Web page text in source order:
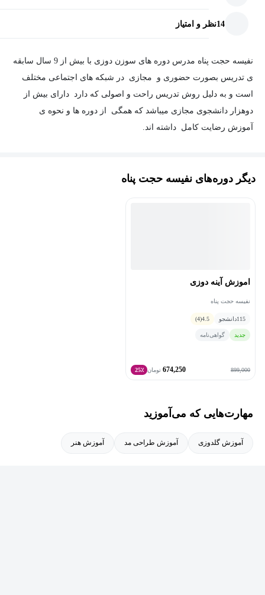
14نظر و امتیاز
نفیسه حجت پناه مدرس دوره های سوزن دوزی با بیش از 9 سال سابقه
ی تدریس بصورت حضوری و مجازی در شبکه های اجتماعی مختلف
است و به دلیل روش تدریس راحت و اصولی که دارد دارای بیش از
دوهزار دانشجوی مجازی میباشد که همگی از دوره ها و نحوه ی
آموزش رضایت کامل داشته اند.
دوزی شده است و علاوه بر هنر خیاطی و گلدوزی به هنرهای اینه دوزی.
بخارادوزی.گلدوزی مجارستانی.روبان دوزی.جواهردوزی.پانچ دوزی
و….تسلط کامل دارد.
دیگر دوره‌های نفیسه حجت پناه
اموزش آینه دوزی
نفیسه حجت پناه
115دانشجو 4.5
(4)
جدید گواهی‌نامه
899,000
674,250 تومان 25٪
مهارت‌هایی که می‌آموزید
آموزش گلدوزی آموزش طراحی مد آموزش هنر